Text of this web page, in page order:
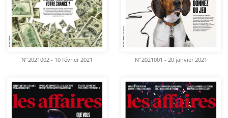
N°2021002 - 10 février 2021 N°2021001 - 20 janvier 2021